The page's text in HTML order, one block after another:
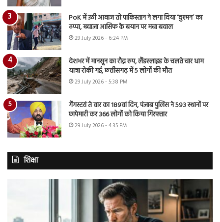
PoK में उठी आवाज तो पाकिस्तान ने लगा दिया ‘दुश्मन’ का
ठप्पा, ख्वाजा आसिफ के बयान पर मचा बवाल
29 July 2026 - 6:24 PM
देशभर में मानसून का रौद्र रुप, लैंडस्लाइड के चलते चार धाम
यात्रा रोकी गई, छत्तीसगढ़ में 5 लोगों की मौत
29 July 2026 - 5:38 PM
गैंगस्टरां ते वार का 189वां दिन, पंजाब पुलिस ने 593 स्थानों पर
छापेमारी कर 366 लोगों को किया गिरफ्तार
29 July 2026 - 4:35 PM
शिक्षा